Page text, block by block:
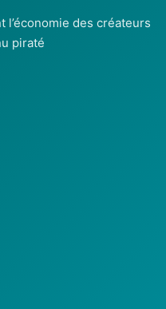
l’économie des créateurs
piraté